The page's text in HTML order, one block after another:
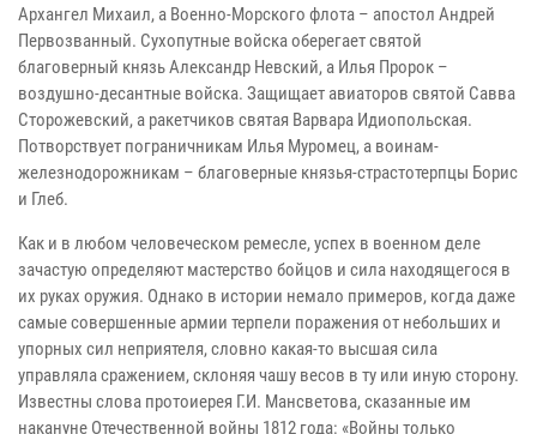
Архангел Михаил, а Военно-Морского флота – апостол Андрей
Первозванный. Сухопутные войска оберегает святой
благоверный князь Александр Невский, а Илья Пророк –
воздушно-десантные войска. Защищает авиаторов святой Савва
Сторожевский, а ракетчиков святая Варвара Идиопольская.
Потворствует пограничникам Илья Муромец, а воинам-
железнодорожникам – благоверные князья-страстотерпцы Борис
и Глеб.
Как и в любом человеческом ремесле, успех в военном деле
зачастую определяют мастерство бойцов и сила находящегося в
их руках оружия. Однако в истории немало примеров, когда даже
самые совершенные армии терпели поражения от небольших и
упорных сил неприятеля, словно какая-то высшая сила
управляла сражением, склоняя чашу весов в ту или иную сторону.
Известны слова протоиерея Г.И. Мансветова, сказанные им
накануне Отечественной войны 1812 года: «Войны только